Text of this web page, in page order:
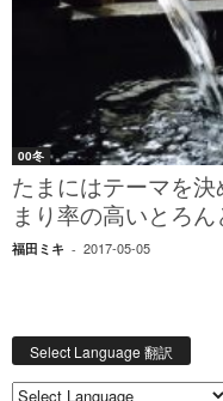
00冬
たまにはテーマを
まり率の高いとろん
福田ミキ - 2017-05-05
Select Language 翻訳